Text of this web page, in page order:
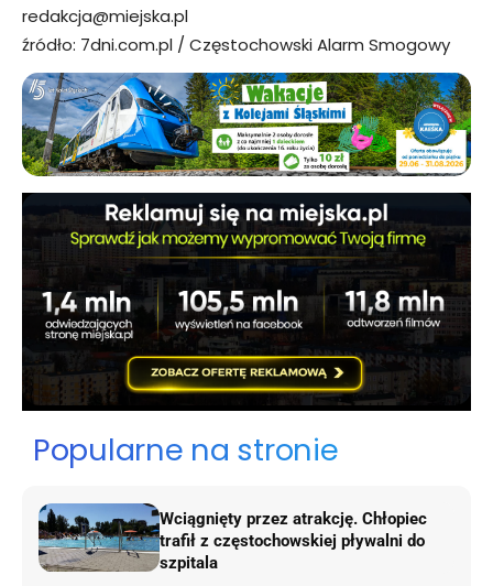
redakcja@miejska.pl
źródło: 7dni.com.pl / Częstochowski Alarm Smogowy
Popularne na stronie
Wciągnięty przez atrakcję. Chłopiec
trafił z częstochowskiej pływalni do
szpitala